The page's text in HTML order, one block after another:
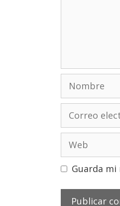
Nombre
electrónico
Guarda